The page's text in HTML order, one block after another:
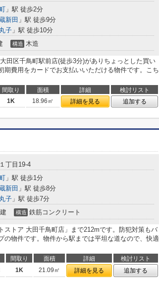
」駅 徒歩2分
新田 」駅 徒歩9分
子 」駅 徒歩10分
構造 木造
田区千鳥町駅前店(徒歩3分)がありちょっとした買い
期費用をカードでお支払いいただける物件です。こち
間取り 面積 詳細
検討リスト
1K 18.96㎡ 詳細を見る 追加する
１丁目19-4
」駅 徒歩1分
新田 」駅 徒歩8分
子 」駅 徒歩7分
構造 鉄筋コンクリート
ストア 大田千鳥町店」まで212mです。防犯対策もバ
の物件です。物件から駅までは平坦な道なので、快適
間取り 面積 詳細
検討リスト
1K 21.09㎡ 詳細を見る 追加する